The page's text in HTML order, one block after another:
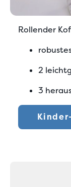
Rollender
2
3